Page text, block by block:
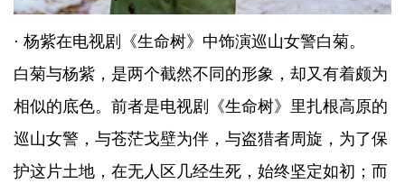
· 杨紫在电视剧《生命树》中饰演巡山女警白菊。
白菊与杨紫，是两个截然不同的形象，却又有着颇为
相似的底色。前者是电视剧《生命树》里扎根高原的
巡山女警，与苍茫戈壁为伴，与盗猎者周旋，为了保
护这片土地，在无人区几经生死，始终坚定如初；而